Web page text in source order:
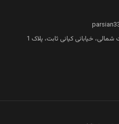
خیابانی کیانی ثابت، پلاک 1